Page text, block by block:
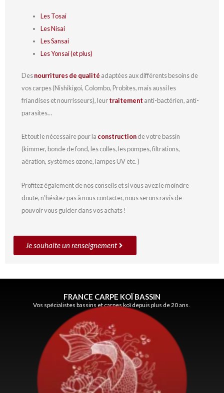
Les Tosai
Les Nisai
Les Sansai
Les Yonsai (et plus)
Desnourritures de qualité adaptées aux différents besoins de
vos carpes (Nishikigoi, Colombo, Probites, mais aussi les
friandises et nourrisseurs), leurtraitement anti-bactérien, anti-
parasites…
Et tout le nécessaire pour la constructionde votre bassin
(kimmer, bonde de fond, les colles, les pompes, filtrations,
aération, systèmes ozone, lampes UV etc. )
Profitez également de nos conseils et si vous avez le moindre
doute, n’hésitez pas à nous contacter, nous serons ravis de
pouvoir vous guider dans vos achats !
Je souhaite un renseignement
FRANCE CARPE KOÏ BASSIN
Vos spécialistes bassins et carpes koï depuis plus de 20 ans.